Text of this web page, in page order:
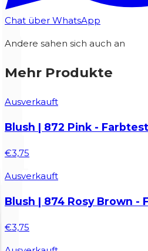
Chat über WhatsApp
Andere sahen sich auch an
Mehr Produkte
Ausverkauft
Blush | 872 Pink -
€3,75
Ausverkauft
Blush | 874 Rosy Brown -
€3,75